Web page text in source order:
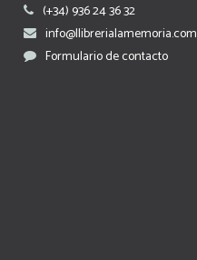
(+34) 936 24 36 32
info@llibrerialamemoria.com
Formulario de contacto